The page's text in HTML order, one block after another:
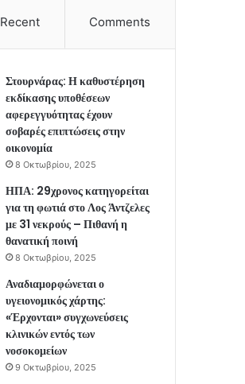
Recent Comments
Στουρνάρας: Η καθυστέρηση
εκδίκασης υποθέσεων
αφερεγγυότητας έχουν
σοβαρές επιπτώσεις στην
οικονομία
8 Οκτωβρίου, 2025
ΗΠΑ: 29χρονος κατηγορείται
για τη φωτιά στο Λος Άντζελες
με 31 νεκρούς – Πιθανή η
θανατική ποινή
8 Οκτωβρίου, 2025
Αναδιαμορφώνεται ο
υγειονομικός χάρτης:
«Έρχονται» συγχωνεύσεις
κλινικών εντός των
νοσοκομείων
9 Οκτωβρίου, 2025